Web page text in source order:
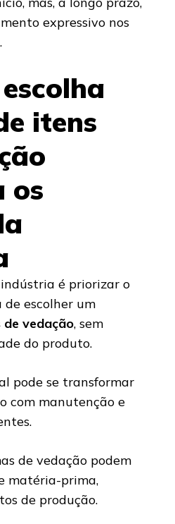
expressivo nos
itens
os
é priorizar o
escolher um
vedação, sem
do produto.
pode se transformar
com manutenção e
de vedação podem
matéria-prima,
de produção.